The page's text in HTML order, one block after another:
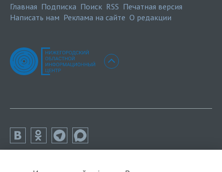
Главная Подписка Поиск RSS Печатная версия
Написать нам Реклама на сайте О редакции